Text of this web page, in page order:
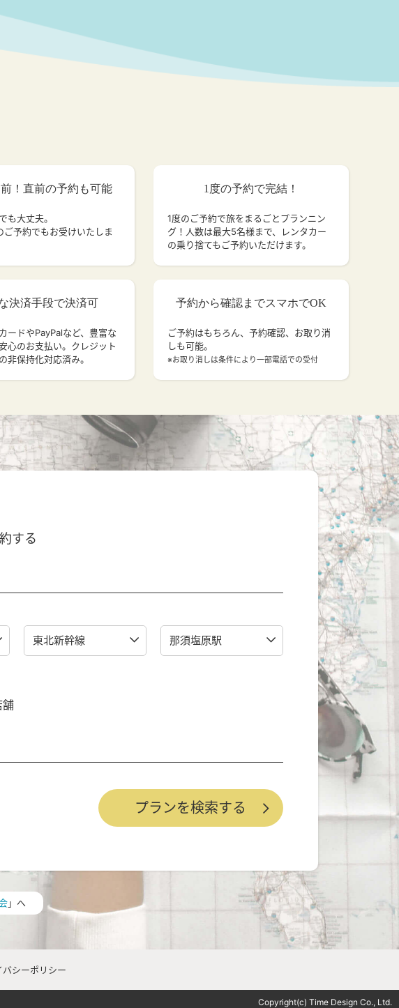
！直前の予約も可能
も大丈夫。
ご予約でもお受けいたしま
決済手段で決済可
ードやPayPalなど、豊富な
心のお支払い。クレジット
非保持化対応済み。
1度の予約で完結！
1度のご予約で旅をまるごとプランニン
グ！人数は最大5名様まで、レンタカー
の乗り捨てもご予約いただけます。
予約から確認までスマホでOK
ご予約はもちろん、予約確認、お取り消
しも可能。
※お取り消しは条件により一部電話での受付
する
舗
」へ
バシーポリシー
Copyright(c) Time Design Co., Ltd.